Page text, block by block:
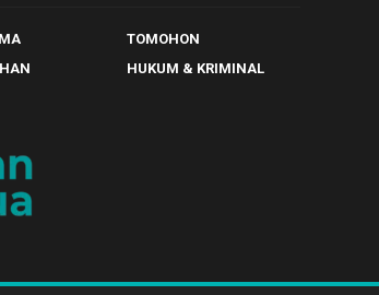
TOMOHON
HUKUM & KRIMINAL